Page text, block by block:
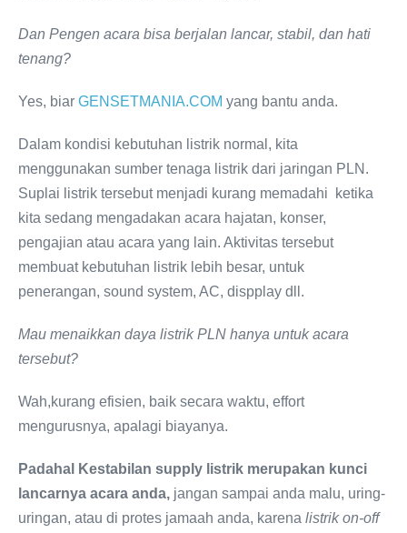
Dan Pengen acara bisa berjalan lancar, stabil, dan hati
tenang?
Yes, biar GENSETMANIA.COM yang bantu anda.
Dalam kondisi kebutuhan listrik normal, kita
menggunakan sumber tenaga listrik dari jaringan PLN.
Suplai listrik tersebut menjadi kurang memadahi ketika
kita sedang mengadakan acara hajatan, konser,
pengajian atau acara yang lain. Aktivitas tersebut
membuat kebutuhan listrik lebih besar, untuk
penerangan, sound system, AC, dispplay dll.
Mau menaikkan daya listrik PLN hanya untuk acara
tersebut?
Wah,kurang efisien, baik secara waktu, effort
mengurusnya, apalagi biayanya.
Padahal Kestabilan supply listrik merupakan kunci
lancarnya acara anda, jangan sampai anda malu, uring-
uringan, atau di protes jamaah anda, karena listrik on-off